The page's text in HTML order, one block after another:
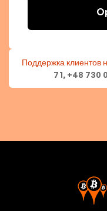
Поддержка клиентов
71, +48 730